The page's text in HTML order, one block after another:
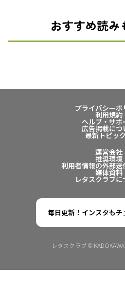
おすすめ読み
プライバシーポ
利用規約
ヘルプ・サポ
広告掲載につ
最新トピッ
運営会社
推奨環境
利用者情報の外部送
媒体資料
レタスクラブに
毎日更新！インスタもチ
レタスクラブ ©